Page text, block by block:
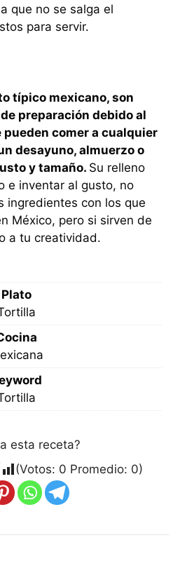
que no se salga el
para servir.
típico mexicano, son
preparación debido al
pueden comer a cualquier
desayuno, almuerzo o
y tamaño. Su relleno
e inventar al gusto, no
ingredientes con los que
México, pero si sirven de
a tu creatividad.
Plato
esta receta?
(Votos: 0 Promedio: 0)